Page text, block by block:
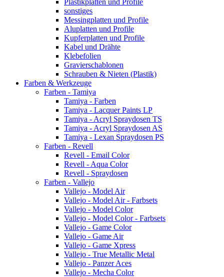
Plastikplatten und Profile
sonstiges
Messingplatten und Profile
Aluplatten und Profile
Kupferplatten und Profile
Kabel und Drähte
Klebefolien
Gravierschablonen
Schrauben & Nieten (Plastik)
Farben & Werkzeuge
Farben - Tamiya
Tamiya - Farben
Tamiya - Lacquer Paints LP
Tamiya - Acryl Spraydosen TS
Tamiya - Acryl Spraydosen AS
Tamiya - Lexan Spraydosen PS
Farben - Revell
Revell - Email Color
Revell - Aqua Color
Revell - Spraydosen
Farben - Vallejo
Vallejo - Model Air
Vallejo - Model Air - Farbsets
Vallejo - Model Color
Vallejo - Model Color - Farbsets
Vallejo - Game Color
Vallejo - Game Air
Vallejo - Game Xpress
Vallejo - True Metallic Metal
Vallejo - Panzer Aces
Vallejo - Mecha Color